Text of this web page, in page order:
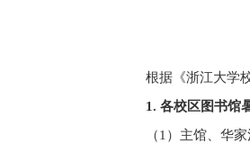
根据《浙江大学
1. 各校区图书馆
（1 ）主馆、华家